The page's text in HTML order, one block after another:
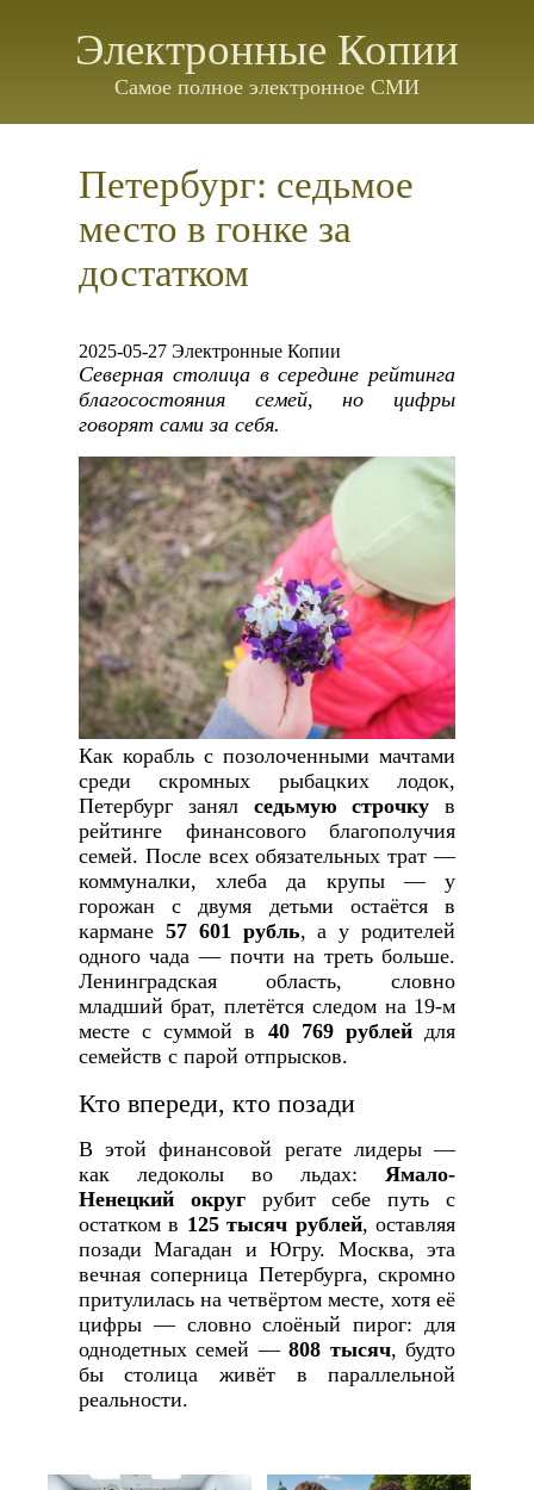
Электронные Копии
Самое полное электронное СМИ
Петербург: седьмое
место в гонке за
достатком
2025-05-27 Электронные Копии
Северная столица в середине рейтинга
благосостояния семей, но цифры
говорят сами за себя.
Как корабль с позолоченными мачтами
среди скромных рыбацких лодок,
Петербург занял седьмую строчку в
рейтинге финансового благополучия
семей. После всех обязательных трат —
коммуналки, хлеба да крупы — у
горожан с двумя детьми остаётся в
кармане 57 601 рубль, а у родителей
одного чада — почти на треть больше.
Ленинградская область, словно
младший брат, плетётся следом на 19-м
месте с суммой в 40 769 рублей для
семейств с парой отпрысков.
Кто впереди, кто позади
В этой финансовой регате лидеры —
как ледоколы во льдах:Ямало-
Ненецкий округрубит себе путь с
остатком в 125 тысяч рублей, оставляя
позади Магадан и Югру. Москва, эта
вечная соперница Петербурга, скромно
притулилась на четвёртом месте, хотя её
цифры — словно слоёный пирог: для
однодетных семей —808 тысяч, будто
бы столица живёт в параллельной
реальности.